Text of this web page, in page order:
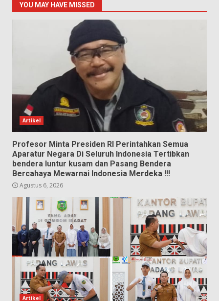
YOU MAY HAVE MISSED
Artikel
Profesor Minta Presiden RI Perintahkan Semua
Aparatur Negara Di Seluruh Indonesia Tertibkan
bendera luntur kusam dan Pasang Bendera
Bercahaya Mewarnai Indonesia Merdeka !!!
Agustus 6, 2026
Artikel